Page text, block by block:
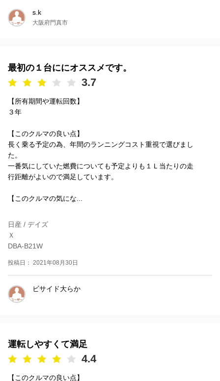
s.k
大阪府門真市
最初の１台ににオススメです。
3.7
【所有期間や運転回数】
３年
【このクルマの良い点】
長く乗る予定の為、年間のランニングコスト重視で選びまし
た。
一番気にしていた燃費についても予定よりも１Ｌ当たりの走
行距離がよいので満足しています。
【このクルマの気にな...
日産 / デイズ
Ｘ
DBA-B21W
投稿日： 2021年08月30日
ビサイド大らか
運転しやすくて満足
4.4
【このクルマの良い点】